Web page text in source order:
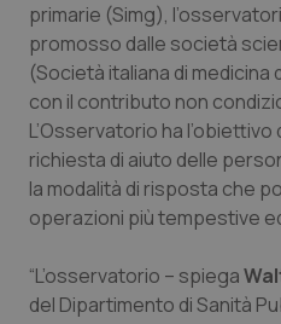
Campania
Emilia-Romagna
Friuli Venezia Giulia
Lazio
Liguria
Car-T
Colesterolo &
Dermatite Atopica
Diabete & glucometri
Disturbi dell’umore
primarie (Simg),
promosso dalle società
(Società italiana di
con il contributo non
L’Osservatorio ha
richiesta di aiuto delle
la modalità di risposta che
operazioni più tempestive
“L’osservatorio – spiega
del Dipartimento di Sanità